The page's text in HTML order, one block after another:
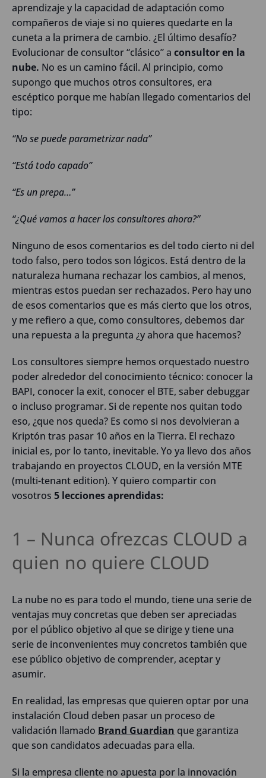
aprendizaje y la capacidad de adaptación como
compañeros de viaje si no quieres quedarte en la
cuneta a la primera de cambio. ¿El último desafío?
Evolucionar de consultor “clásico” a consultor en la
nube. No es un camino fácil. Al principio, como
supongo que muchos otros consultores, era
escéptico porque me habían llegado comentarios del
tipo:
“No se puede parametrizar nada”
“Está todo capado”
“Es un prepa…”
“¿Qué vamos a hacer los consultores ahora?”
Ninguno de esos comentarios es del todo cierto ni del
todo falso, pero todos son lógicos. Está dentro de la
naturaleza humana rechazar los cambios, al menos,
mientras estos puedan ser rechazados. Pero hay uno
de esos comentarios que es más cierto que los otros,
y me refiero a que, como consultores, debemos dar
una repuesta a la pregunta ¿y ahora que hacemos?
Los consultores siempre hemos orquestado nuestro
poder alrededor del conocimiento técnico: conocer la
BAPI, conocer la exit, conocer el BTE, saber debuggar
o incluso programar. Si de repente nos quitan todo
eso, ¿que nos queda? Es como si nos devolvieran a
Kriptón tras pasar 10 años en la Tierra. El rechazo
inicial es, por lo tanto, inevitable. Yo ya llevo dos años
trabajando en proyectos CLOUD, en la versión MTE
(multi-tenant edition). Y quiero compartir con
vosotros 5 lecciones aprendidas:
1 – Nunca ofrezcas CLOUD a
quien no quiere CLOUD
La nube no es para todo el mundo, tiene una serie de
ventajas muy concretas que deben ser apreciadas
por el público objetivo al que se dirige y tiene una
serie de inconvenientes muy concretos también que
ese público objetivo de comprender, aceptar y
asumir.
En realidad, las empresas que quieren optar por una
instalación Cloud deben pasar un proceso de
validación llamado Brand Guardian que garantiza
que son candidatos adecuadas para ella.
Si la empresa cliente no apuesta por la innovación